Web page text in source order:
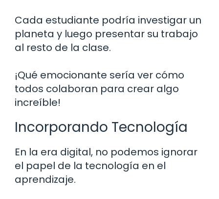
Cada estudiante podría investigar un
planeta y luego presentar su trabajo
al resto de la clase.
¡Qué emocionante sería ver cómo
todos colaboran para crear algo
increíble!
Incorporando Tecnología
En la era digital, no podemos ignorar
el papel de la tecnología en el
aprendizaje.